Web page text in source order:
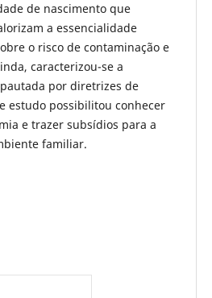
de nascimento que
a essencialidade
o risco de contaminação e
caracterizou-se a
por diretrizes de
estudo possibilitou conhecer
e trazer subsídios para a
familiar.